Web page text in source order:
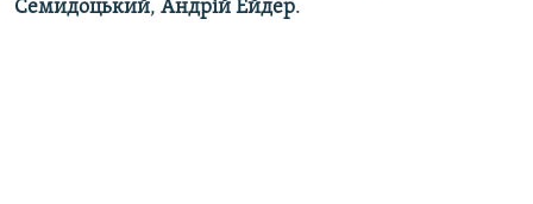
Семидоцький, Андрій Ейдер.